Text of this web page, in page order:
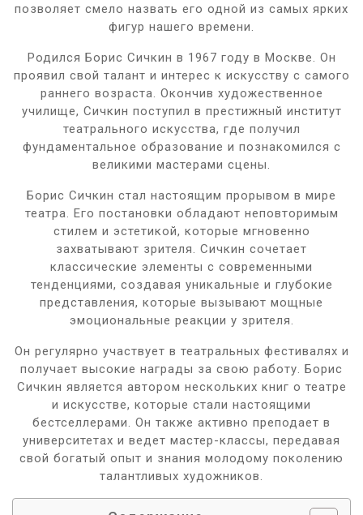
позволяет смело назвать его одной из самых ярких
фигур нашего времени.
Родился Борис Сичкин в 1967 году в Москве. Он
проявил свой талант и интерес к искусству с самого
раннего возраста. Окончив художественное
училище, Сичкин поступил в престижный институт
театрального искусства, где получил
фундаментальное образование и познакомился с
великими мастерами сцены.
Борис Сичкин стал настоящим прорывом в мире
театра. Его постановки обладают неповторимым
стилем и эстетикой, которые мгновенно
захватывают зрителя. Сичкин сочетает
классические элементы с современными
тенденциями, создавая уникальные и глубокие
представления, которые вызывают мощные
эмоциональные реакции у зрителя.
Он регулярно участвует в театральных фестивалях и
получает высокие награды за свою работу. Борис
Сичкин является автором нескольких книг о театре
и искусстве, которые стали настоящими
бестселлерами. Он также активно преподает в
университетах и ведет мастер-классы, передавая
свой богатый опыт и знания молодому поколению
талантливых художников.